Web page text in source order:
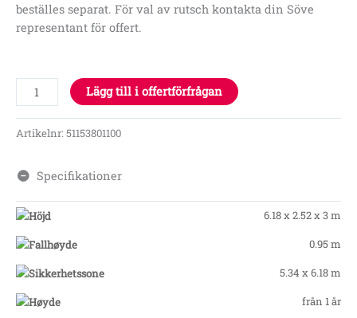
beställes separat. För val av rutsch kontakta din Söve
representant för offert.
Lägg till i offertförfrågan
Artikelnr:51153801100
Specifikationer
6.18 x 2.52 x 3 m
0.95 m
5.34 x 6.18 m
från 1 år